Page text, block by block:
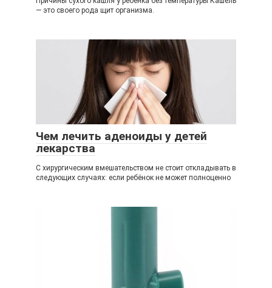
— это своего рода щит организма.
Чем лечить аденоиды у детей
лекарства
С хирургическим вмешательством не стоит откладывать в
следующих случаях: если ребёнок не может полноценно